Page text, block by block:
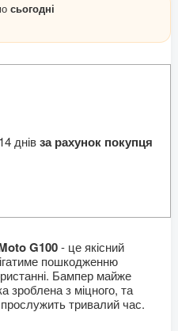
сьогодні
днівза рахунок покупця
G100- це якісний
пошкодженню
Бампер майже
зроблена з міцного, та
тривалий час.